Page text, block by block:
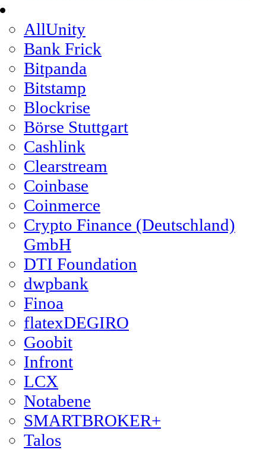
AllUnity
Bank Frick
Bitpanda
Bitstamp
Blockrise
Börse Stuttgart
Cashlink
Clearstream
Coinbase
Coinmerce
Crypto Finance (Deutschland)
GmbH
DTI Foundation
dwpbank
Finoa
flatexDEGIRO
Goobit
Infront
LCX
Notabene
SMARTBROKER+
Talos